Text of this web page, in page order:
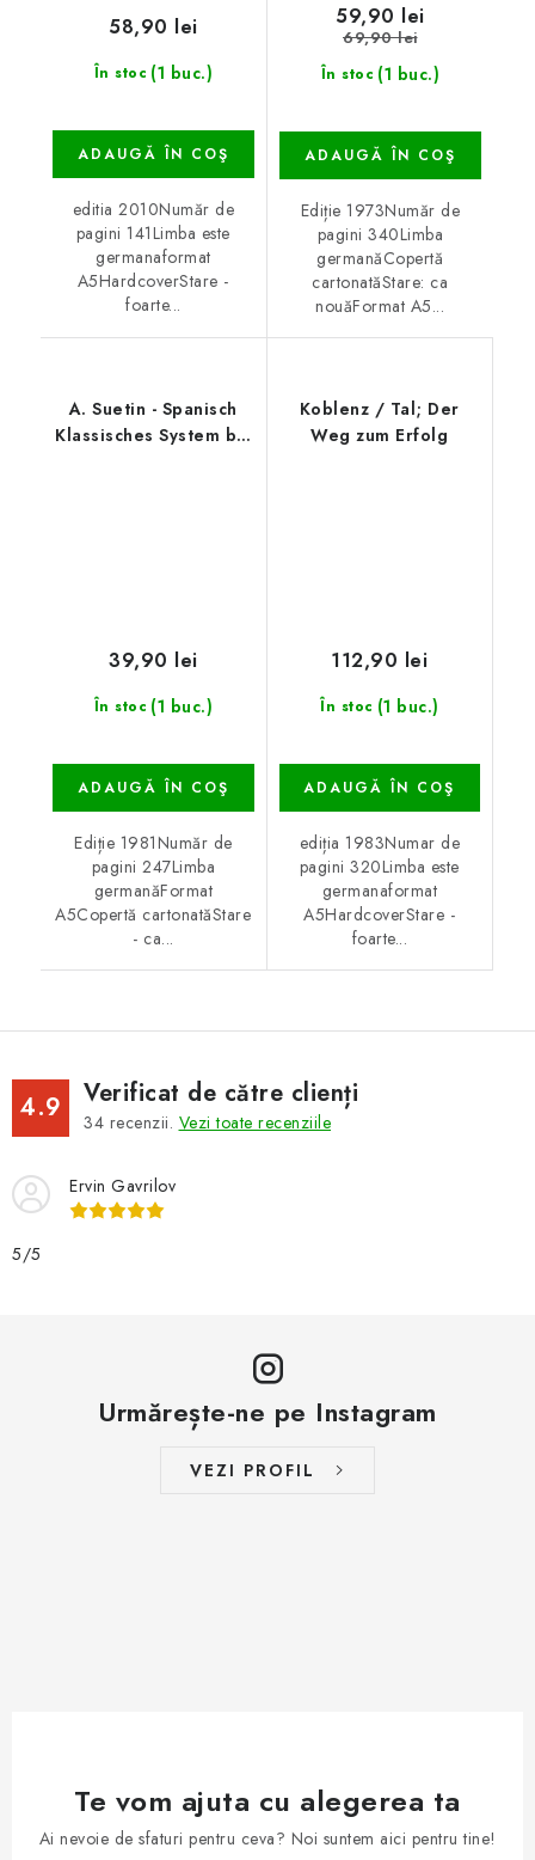
În stoc (1 buc.)
58,90 lei
ADAUGĂ ÎN COŞ
editia 2010Număr de
pagini 141Limba este
germanaformat
A5HardcoverStare -
foarte...
În stoc (1 buc.)
59,90 lei
69,90 lei
ADAUGĂ ÎN COŞ
Ediție 1973Număr de
pagini 340Limba
germanăCopertă
cartonatăStare: ca
nouăFormat A5...
A. Suetin - Spanisch
Klassisches System bis
În stoc (1 buc.)
39,90 lei
ADAUGĂ ÎN COŞ
Ediție 1981Număr de
pagini 247Limba
germanăFormat
A5Copertă cartonatăStare
- ca...
Koblenz / Tal; Der
Weg zum Erfolg
În stoc (1 buc.)
112,90 lei
ADAUGĂ ÎN COŞ
ediția 1983Numar de
pagini 320Limba este
germanaformat
A5HardcoverStare -
foarte...
4.9 Verificat de către clienți
34 recenzii. Vezi toate recenziile
Ervin Gavrilov
5/5
Urmărește-ne pe Instagram
VEZI PROFIL
Te vom ajuta cu alegerea ta
Ai nevoie de sfaturi pentru ceva? Noi suntem aici pentru tine!